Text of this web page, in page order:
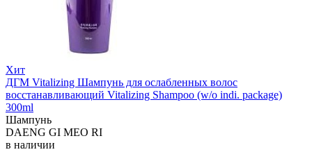
Хит
ДГМ Vitalizing Шампунь для ослабленных волос
восстанавливающий Vitalizing Shampoo (w/o indi. package)
300ml
Шампунь
DAENG GI MEO RI
в наличии